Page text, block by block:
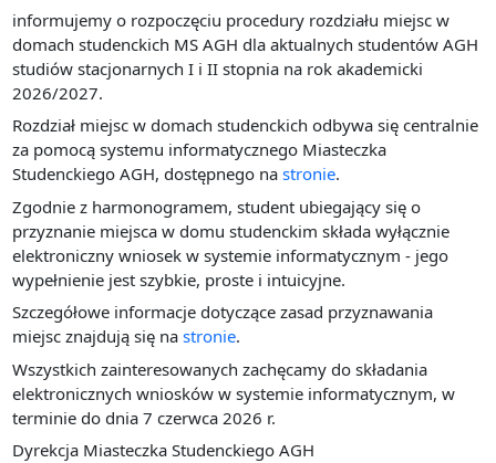
informujemy o rozpoczęciu procedury rozdziału miejsc w
domach studenckich MS AGH dla aktualnych studentów AGH
studiów stacjonarnych I i II stopnia na rok akademicki
2026/2027.
Rozdział miejsc w domach studenckich odbywa się centralnie
za pomocą systemu informatycznego Miasteczka
Studenckiego AGH, dostępnego nastronie.
Zgodnie z harmonogramem, student ubiegający się o
przyznanie miejsca w domu studenckim składa wyłącznie
elektroniczny wniosek w systemie informatycznym - jego
wypełnienie jest szybkie, proste i intuicyjne.
Szczegółowe informacje dotyczące zasad przyznawania
miejsc znajdują się nastronie.
Wszystkich zainteresowanych zachęcamy do składania
elektronicznych wniosków w systemie informatycznym, w
terminie do dnia 7 czerwca 2026 r.
Dyrekcja Miasteczka Studenckiego AGH